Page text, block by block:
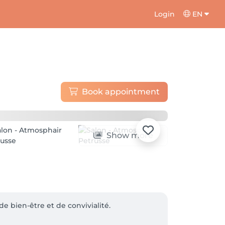
Login EN
Book appointment
Show more
bien-être et de convivialité.